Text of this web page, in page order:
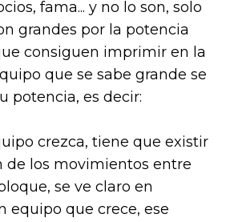
fama... y no lo son, solo
grandes por la potencia
consiguen imprimir en la
que se sabe grande se
potencia, es decir:
crezca, tiene que existir
de los movimientos entre
se ve claro en
equipo que crece, ese